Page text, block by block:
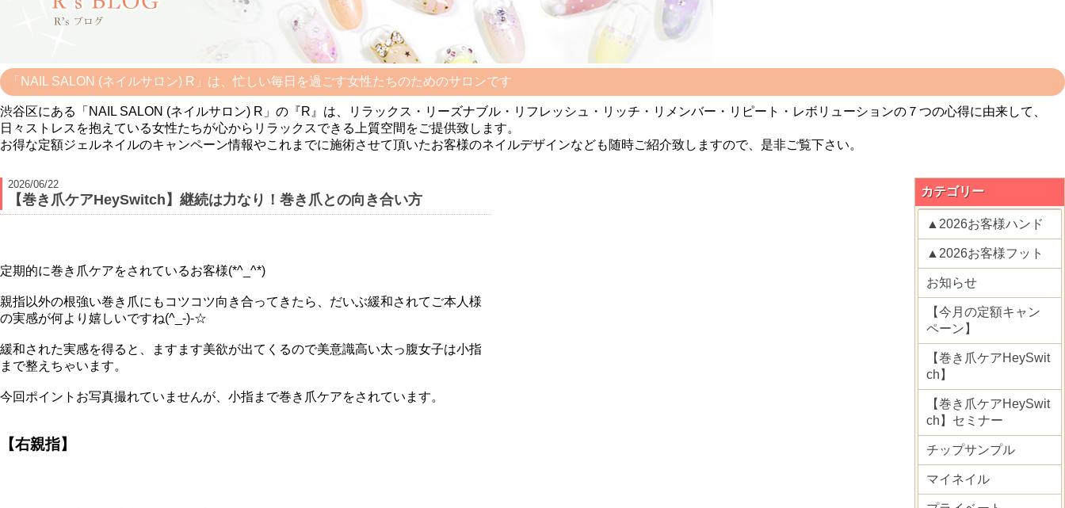
「NAIL SALON (ネイルサロン) R」は、忙しい毎日を過ごす女性たちのためのサロンです
渋谷区にある「NAIL SALON (ネイルサロン) R」の『R』は、リラックス・リーズナブル・リフレッシュ・リッチ・リメンバー・リピート・レボリューションの７つの心得に由来して、
日々ストレスを抱えている女性たちが心からリラックスできる上質空間をご提供致します。
お得な定額ジェルネイルのキャンペーン情報やこれまでに施術させて頂いたお客様のネイルデザインなども随時ご紹介致しますので、是非ご覧下さい。
2026/06/22
【巻き爪ケアHeySwitch】継続は力なり！巻き爪との向き合い方
定期的に巻き爪ケアをされているお客様(*^_^*)
親指以外の根強い巻き爪にもコツコツ向き合ってきたら、だいぶ緩和されてご本人様
の実感が何より嬉しいですね(^_-)-☆
緩和された実感を得ると、ますます美欲が出てくるので美意識高い太っ腹女子は小指
まで整えちゃいます。
今回ポイントお写真撮れていませんが、小指まで巻き爪ケアをされています。
【右親指】
カテゴリー
▲2026お客様ハンド
▲2026お客様フット
お知らせ
【今月の定額キャン
ペーン】
【巻き爪ケアHeySwit
ch】
【巻き爪ケアHeySwit
ch】セミナー
チップサンプル
マイネイル